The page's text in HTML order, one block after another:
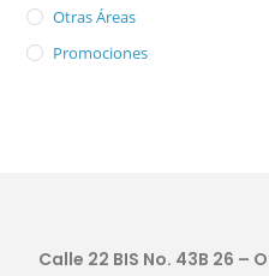
Otras Áreas
Promociones
Calle 22 BIS No. 43B 26 –